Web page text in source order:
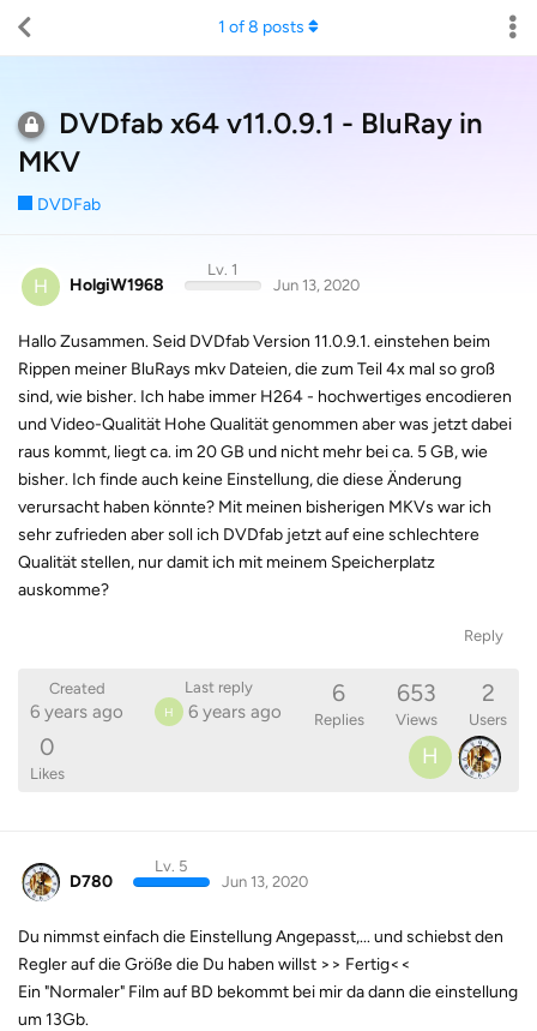
DVDfab x64 v11.0.9.1 - BluRay in
MKV
DVDFab
1 of8 posts
H HolgiW1968
Lv. 1
Jun 13, 2020
Hallo Zusammen. Seid DVDfab Version 11.0.9.1. einstehen beim
Rippen meiner BluRays mkv Dateien, die zum Teil 4x mal so groß
sind, wie bisher. Ich habe immer H264 - hochwertiges encodieren
und Video-Qualität Hohe Qualität genommen aber was jetzt dabei
raus kommt, liegt ca. im 20 GB und nicht mehr bei ca. 5 GB, wie
bisher. Ich finde auch keine Einstellung, die diese Änderung
verursacht haben könnte? Mit meinen bisherigen MKVs war ich
sehr zufrieden aber soll ich DVDfab jetzt auf eine schlechtere
Qualität stellen, nur damit ich mit meinem Speicherplatz
auskomme?
Reply
Created
6 years ago
Last reply
H 6 years ago
6
Replies
653
Views
2
Users
0
Likes
H
D780
Lv. 5
Jun 13, 2020
Du nimmst einfach die Einstellung Angepasst,... und schiebst den
Regler auf die Größe die Du haben willst >> Fertig<<
Ein "Normaler" Film auf BD bekommt bei mir da dann die einstellung
um 13Gb.